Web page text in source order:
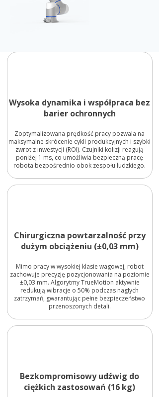
Wysoka dynamika i współpraca bez
barier ochronnych
Zoptymalizowana prędkość pracy pozwala na
maksymalne skrócenie cykli produkcyjnych i szybki
zwrot z inwestycji (ROI). Czujniki kolizji reagują
poniżej 1 ms, co umożliwia bezpieczną pracę
robota bezpośrednio obok zespołu ludzkiego.
Chirurgiczna powtarzalność przy
dużym obciążeniu (±0,03 mm)
Mimo pracy w wysokiej klasie wagowej, robot
zachowuje precyzję pozycjonowania na poziomie
±0,03 mm. Algorytmy TrueMotion aktywnie
redukują wibracje o 50% podczas nagłych
zatrzymań, gwarantując pełne bezpieczeństwo
przenoszonych detali.
Bezkompromisowy udźwig do
ciężkich zastosowań (16 kg)